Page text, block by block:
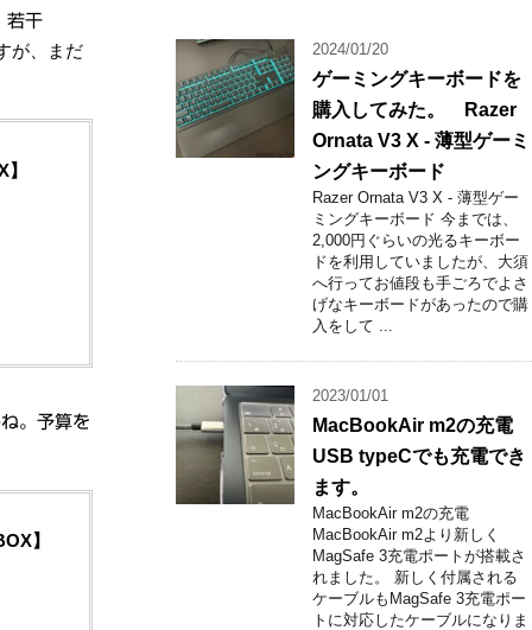
若干
が、まだ
。予算を
】
2024/01/20
ゲーミングキーボードを
購入してみた。 Razer
Ornata V3 X - 薄型ゲーミ
ングキーボード
Razer Ornata V3 X - 薄型ゲー
ミングキーボード 今までは、
2,000円ぐらいの光るキーボー
ドを利用していましたが、大須
へ行ってお値段も手ごろでよさ
げなキーボードがあったので購
入をして ...
2023/01/01
MacBookAir m2の充電
USB typeCでも充電でき
ます。
MacBookAir m2の充電
MacBookAir m2より新しく
MagSafe 3充電ポートが搭載さ
れました。 新しく付属される
ケーブルもMagSafe 3充電ポー
トに対応したケーブルになりま